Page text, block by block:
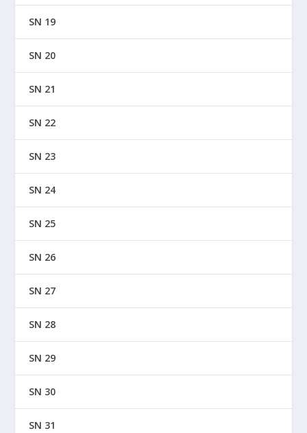
SN 19
SN 20
SN 21
SN 22
SN 23
SN 24
SN 25
SN 26
SN 27
SN 28
SN 29
SN 30
SN 31